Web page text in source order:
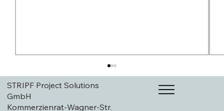
STRIPF Project Solutions
GmbH
Kommerzienrat-Wagner-Str.